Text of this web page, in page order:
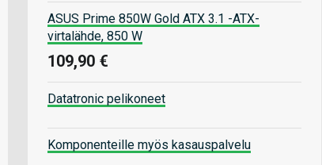
ASUS Prime 850W Gold ATX 3.1 -ATX-
virtalähde, 850 W
109,90 €
Datatronic pelikoneet
Komponenteille myös kasauspalvelu